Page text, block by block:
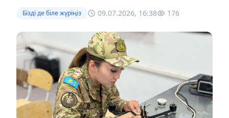
Бізді де біле жүріңіз 09.07.2026, 16:38 176